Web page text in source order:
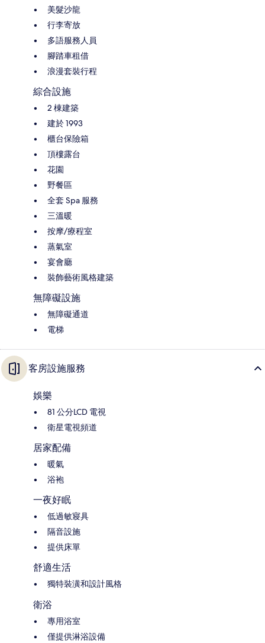
美髮沙龍
行李寄放
多語服務人員
腳踏車租借
浪漫套裝行程
綜合設施
2 棟建築
建於 1993
櫃台保險箱
頂樓露台
花園
野餐區
全套 Spa 服務
三溫暖
按摩/療程室
蒸氣室
宴會廳
裝飾藝術風格建築
無障礙設施
無障礙通道
電梯
客房設施服務
娛樂
81 公分LCD 電視
衛星電視頻道
居家配備
暖氣
浴袍
一夜好眠
低過敏寢具
隔音設施
提供床單
舒適生活
獨特裝潢和設計風格
衛浴
專用浴室
僅提供淋浴設備